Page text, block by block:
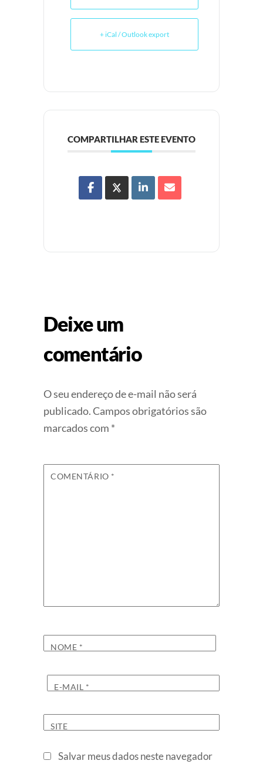
+ iCal / Outlook export
COMPARTILHAR ESTE EVENTO
Deixe um
comentário
O seu endereço de e-mail não será
publicado.Campos obrigatórios são
marcados com *
COMENTÁRIO *
NOME *
E-MAIL *
SITE
Salvar meus dados neste navegador